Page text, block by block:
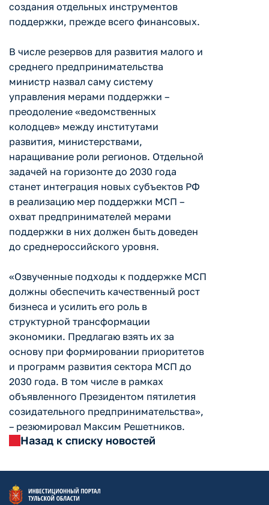
создания отдельных инструментов
поддержки, прежде всего финансовых.
В числе резервов для развития малого и
среднего предпринимательства
министр назвал саму систему
управления мерами поддержки –
преодоление «ведомственных
колодцев» между институтами
развития, министерствами,
наращивание роли регионов. Отдельной
задачей на горизонте до 2030 года
станет интеграция новых субъектов РФ
в реализацию мер поддержки МСП –
охват предпринимателей мерами
поддержки в них должен быть доведен
до среднероссийского уровня.
«Озвученные подходы к поддержке МСП
должны обеспечить качественный рост
бизнеса и усилить его роль в
структурной трансформации
экономики. Предлагаю взять их за
основу при формировании приоритетов
и программ развития сектора МСП до
2030 года. В том числе в рамках
объявленного Президентом пятилетия
созидательного предпринимательства»,
– резюмировал Максим Решетников.
Назад к списку новостей